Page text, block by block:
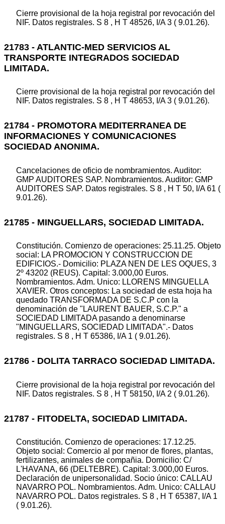
Cierre provisional de la hoja registral por revocación del
NIF. Datos registrales. S 8 , H T 48526, I/A 3 ( 9.01.26).
21783 - ATLANTIC-MED SERVICIOS AL
TRANSPORTE INTEGRADOS SOCIEDAD
LIMITADA.
Cierre provisional de la hoja registral por revocación del
NIF. Datos registrales. S 8 , H T 48653, I/A 3 ( 9.01.26).
21784 - PROMOTORA MEDITERRANEA DE
INFORMACIONES Y COMUNICACIONES
SOCIEDAD ANONIMA.
Cancelaciones de oficio de nombramientos. Auditor:
GMP AUDITORES SAP. Nombramientos. Auditor: GMP
AUDITORES SAP. Datos registrales. S 8 , H T 50, I/A 61 (
9.01.26).
21785 - MINGUELLARS, SOCIEDAD LIMITADA.
Constitución. Comienzo de operaciones: 25.11.25. Objeto
social: LA PROMOCION Y CONSTRUCCION DE
EDIFICIOS.- Domicilio: PLAZA NEN DE LES OQUES, 3
2º 43202 (REUS). Capital: 3.000,00 Euros.
Nombramientos. Adm. Unico: LLORENS MINGUELLA
XAVIER. Otros conceptos: La sociedad de esta hoja ha
quedado TRANSFORMADA DE S.C.P con la
denominación de "LAURENT BAUER, S.C.P." a
SOCIEDAD LIMITADA pasando a denominarse
"MINGUELLARS, SOCIEDAD LIMITADA".- Datos
registrales. S 8 , H T 65386, I/A 1 ( 9.01.26).
21786 - DOLITA TARRACO SOCIEDAD LIMITADA.
Cierre provisional de la hoja registral por revocación del
NIF. Datos registrales. S 8 , H T 58150, I/A 2 ( 9.01.26).
21787 - FITODELTA, SOCIEDAD LIMITADA.
Constitución. Comienzo de operaciones: 17.12.25.
Objeto social: Comercio al por menor de flores, plantas,
fertilizantes, animales de compañia. Domicilio: C/
L'HAVANA, 66 (DELTEBRE). Capital: 3.000,00 Euros.
Declaración de unipersonalidad. Socio único: CALLAU
NAVARRO POL. Nombramientos. Adm. Unico: CALLAU
NAVARRO POL. Datos registrales. S 8 , H T 65387, I/A 1
( 9.01.26).